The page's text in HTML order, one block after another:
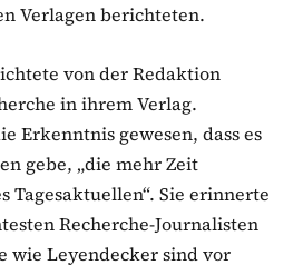
Verlagen berichteten.
von der Redaktion
in ihrem Verlag.
Erkenntnis gewesen, dass es
gebe, „die mehr Zeit
Tagesaktuellen“. Sie erinnerte
Recherche-Journalisten
wie Leyendecker sind vor